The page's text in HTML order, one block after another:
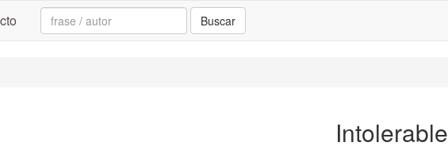
Search: Buscar
Intolerable